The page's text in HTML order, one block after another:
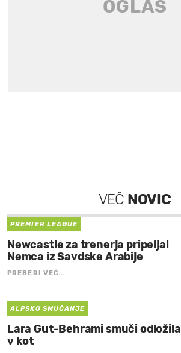
VEČ NOVIC
PREMIER LEAGUE
Newcastle za trenerja pripeljal
Nemca iz Savdske Arabije
PREBERI VEČ…
ALPSKO SMUČANJE
Lara Gut-Behrami smuči odložila
v kot